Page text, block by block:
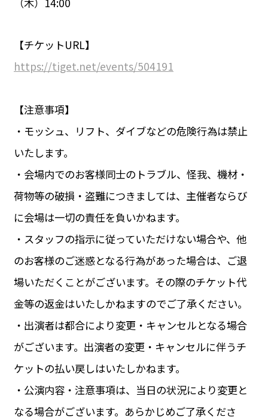
【チケットURL】
https://tiget.net/events/504191
【注意事項】
・モッシュ、リフト、ダイブなどの危険行為は禁止
いたします。
・会場内でのお客様同士のトラブル、怪我、機材・
荷物等の破損・盗難につきましては、主催者ならび
に会場は一切の責任を負いかねます。
・スタッフの指示に従っていただけない場合や、他
のお客様のご迷惑となる行為があった場合は、ご退
場いただくことがございます。その際のチケット代
金等の返金はいたしかねますのでご了承ください。
・出演者は都合により変更・キャンセルとなる場合
がございます。出演者の変更・キャンセルに伴うチ
ケットの払い戻しはいたしかねます。
・公演内容・注意事項は、当日の状況により変更と
なる場合がございます。あらかじめご了承くださ